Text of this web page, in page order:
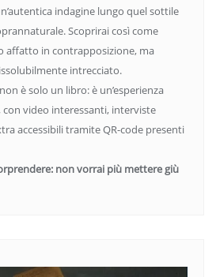
indagine lungo quel sottile
Scoprirai così come
affatto in contrapposizione, ma
intrecciato.
è solo un libro: è un’esperienza
video interessanti, interviste
accessibili tramite QR-code presenti
non vorrai più mettere giù